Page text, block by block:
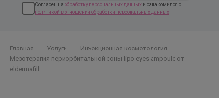
Согласен на обработку персональных данных и ознакомился с
политикой в отношении обработки персональных данных
Главная Услуги
Инъекционная косметология
Мезотерапия периорбитальной зоны lipo eyes ampoule от
eldermafill